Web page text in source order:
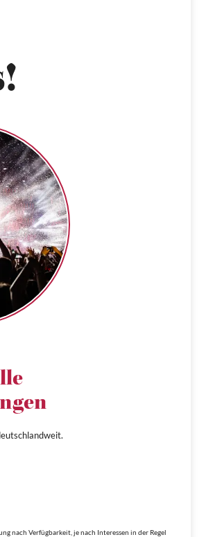
nach Verfügbarkeit, je nach Interessen in der Regel